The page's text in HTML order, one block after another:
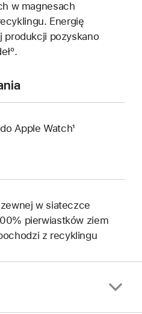
w magnesach
Energię
produkcji pozyskano
Apple Watch¹
w siateczce
pierwiastków ziem
z recyklingu